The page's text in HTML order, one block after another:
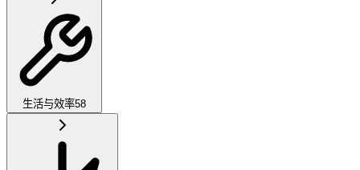
生活与效率58